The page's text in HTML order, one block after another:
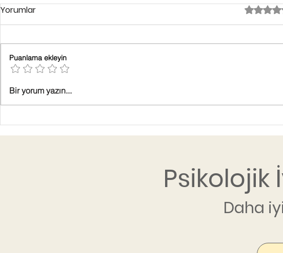
Yorumlar 5
Puanlama ekleyin
Bir yorum yazın...
Psikolojik
Daha